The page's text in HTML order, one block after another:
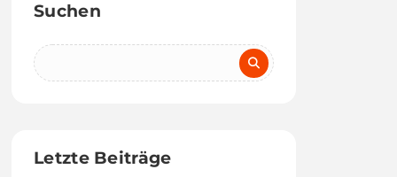
Suchen
Letzte Beiträge